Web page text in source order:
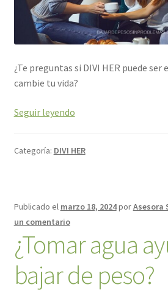
¿Te preguntas si DIVI HER puede
cambie tu vida?
Seguir leyendo
Categoría: DIVI HER
Publicado el marzo 18, 2024porAsesora
un comentario
¿Tomar agua
bajar de peso?